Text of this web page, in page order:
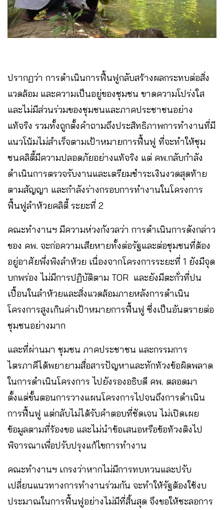
ปรากฏว่า การดำเนินการฟื้นฟูกลับสร้างผลกระทบต่อสิ่ง
แวดล้อม และความเป็นอยู่ของชุมชน ขาดความโปร่งใส
และไม่มีส่วนร่วมของชุมชนและภาคประชาชนอย่าง
แท้จริง รวมทั้งถูกตั้งคำถามถึงประสิทธิภาพการทำงานที่มี
แนวโน้มไม่สำเร็จตามเป้าหมายการฟื้นฟู ที่จะทำให้ชุม
ชนคลิตี้มีความปลอดภัยอย่างแท้จริง แต่ คพ.กลับกำลัง
ดำเนินการตรวจรับงานและเตรียมชำระเงินงวดสุดท้าย
ตามสัญญา และกำลังร่างกรอบการทำงานในโครงการ
ฟื้นฟูลำห้วยคลิตี้ ระยะที่ 2
คณะทำงานฯ มีความห่วงกังวลว่า การดำเนินการดังกล่าว
ของ คพ. จะก่อความเสียหายทั้งต่อรัฐและต่อชุมชนที่ต้อง
อยู่อาศัยพึ่งพิงลำห้วย เนื่องจากโครงการระยะที่ 1 ยังมีจุด
บกพร่อง ไม่มีการปฏิบัติตาม TOR และยังมีตะกั่วที่ปน
เปื้อนในลำห้วยและสิ่งแวดล้อมภายหลังการดำเนิน
โครงการสูงเกินค่าเป้าหมายการฟื้นฟู ซึ่งเป็นอันตรายต่อ
ชุมชนอย่างมาก
และที่ผ่านมา ชุมชน ภาคประชาชน และกรรมการ
ไตรภาคีได้พยายามสื่อสารปัญหาและทักท้วงข้อผิดพลาด
ในการดำเนินโครงการ ไปยังรองอธิบดี คพ. ตลอดมา
ตั้งแต่ขั้นตอนการวางแผนโครงการไปจนถึงการดำเนิน
การฟื้นฟู แต่กลับไม่ได้รับคำตอบที่ชัดเจน ไม่เปิดเผย
ข้อมูลตามที่ร้องขอ และไม่นำข้อเสนอหรือข้อท้วงติงไป
พิจารณาเพื่อปรับปรุงแก้ไขการทำงาน
คณะทำงานฯ เกรงว่าหากไม่มีการทบทวนและปรับ
เปลี่ยนแนวทางการทำงานร่วมกัน จะทำให้รัฐต้องใช้งบ
ประมาณในการฟื้นฟูอย่างไม่มีที่สิ้นสุด จึงขอให้ชะลอการ